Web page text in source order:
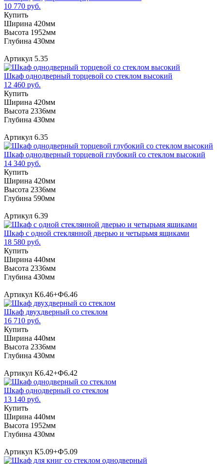
10 770 руб.
Купить
Ширина 420мм
Высота 1952мм
Глубина 430мм
Артикул 5.35
Шкаф однодверный торцевой со стеклом высокий
12 460 руб.
Купить
Ширина 420мм
Высота 2336мм
Глубина 430мм
Артикул 6.35
Шкаф однодверный торцевой глубокий со стеклом высокий
14 340 руб.
Купить
Ширина 420мм
Высота 2336мм
Глубина 590мм
Артикул 6.39
Шкаф с одной стеклянной дверью и четырьмя ящиками
18 580 руб.
Купить
Ширина 440мм
Высота 2336мм
Глубина 430мм
Артикул К6.46+Ф6.46
Шкаф двухдверный со стеклом
16 710 руб.
Купить
Ширина 440мм
Высота 2336мм
Глубина 430мм
Артикул К6.42+Ф6.42
Шкаф однодверный со стеклом
13 140 руб.
Купить
Ширина 440мм
Высота 1952мм
Глубина 430мм
Артикул К5.09+Ф5.09